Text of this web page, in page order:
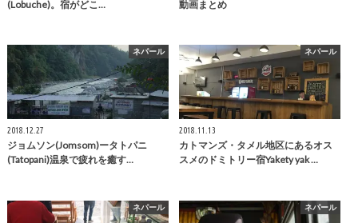
(Lobuche)。宿がどこ…
動画まとめ
ネパール
2018.12.27
ジョムソン(Jomsom)ータトパニ
(Tatopani)温泉で疲れを癒す…
ネパール
2018.11.13
カトマンズ・タメル地区にあるオス
スメのドミトリー宿Yakety yak …
ネパール ネパール